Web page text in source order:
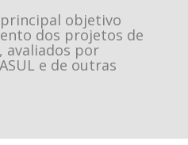
objetivo
dos projetos de
avaliados por
e de outras